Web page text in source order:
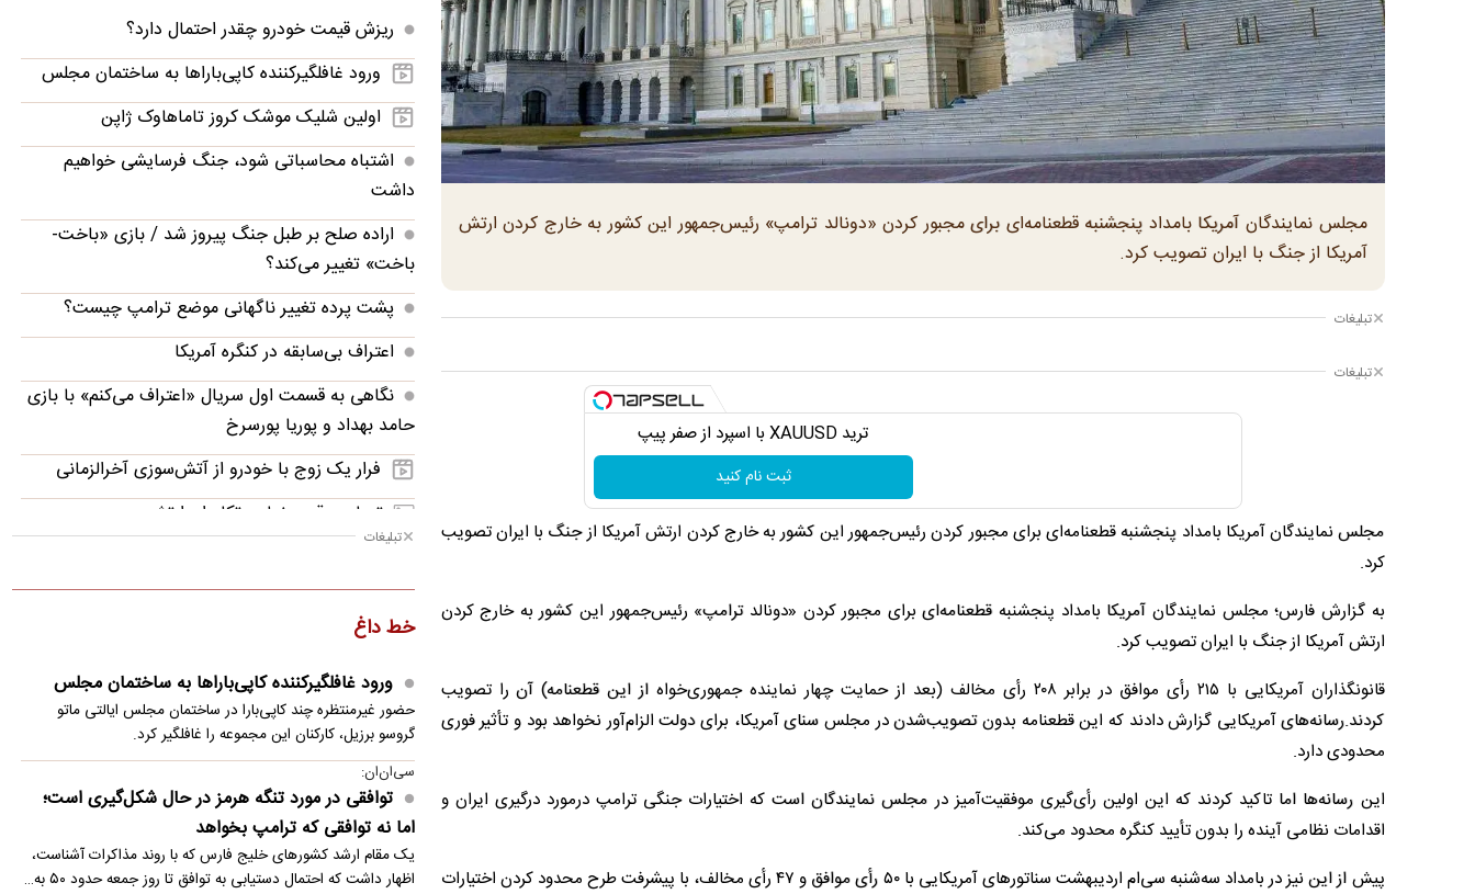
مجلس نمایندگان آمریکا بامداد پنجشنبه قطعنامه‌ای برای مجبور کردن «دونالد ترامپ» رئیس‌جمهور این کشور به خارج کردن ارتش
آمریکا از جنگ با ایران تصویب کرد.
تبلیغات
تبلیغات
ترید XAUUSD با اسپرد از صفر پیپ
ثبت نام کنید
مجلس نمایندگان آمریکا بامداد پنجشنبه قطعنامه‌ای برای مجبور کردن رئیس‌جمهور این کشور به خارج کردن ارتش آمریکا از جنگ با ایران تصویب
کرد.
به گزارش فارس؛ مجلس نمایندگان آمریکا بامداد پنجشنبه قطعنامه‌ای برای مجبور کردن «دونالد ترامپ» رئیس‌جمهور این کشور به خارج کردن
ارتش آمریکا از جنگ با ایران تصویب کرد.
قانونگذاران آمریکایی با ۲۱۵ رأی موافق در برابر ۲۰۸ رأی مخالف (بعد از حمایت چهار نماینده جمهوری‌خواه از این قطعنامه) آن را تصویب
کردند.رسانه‌های آمریکایی گزارش دادند که این قطعنامه بدون تصویب‌شدن در مجلس سنای آمریکا، برای دولت الزام‌آور نخواهد بود و تأثیر فوری
محدودی دارد.
این رسانه‌ها اما تاکید کردند که این اولین رأی‌گیری موفقیت‌آمیز در مجلس نمایندگان است که اختیارات جنگی ترامپ درمورد درگیری ایران و
اقدامات نظامی آینده را بدون تأیید کنگره محدود می‌کند.
پیش از این نیز در بامداد سه‌شنبه سی‌ام اردیبهشت سناتورهای آمریکایی با ۵۰ رأی موافق و ۴۷ رأی مخالف، با پیشرفت طرح محدود کردن اختیارات
ریزش قیمت خودرو چقدر احتمال دارد؟
ورود غافلگیرکننده کاپی‌باراها به ساختمان مجلس
اولین شلیک موشک کروز تاماهاوک ژاپن
اشتباه محاسباتی شود، جنگ فرسایشی خواهیم
داشت
اراده صلح بر طبل جنگ پیروز شد / بازی «باخت-
باخت» تغییر می‌کند؟
پشت پرده تغییر ناگهانی موضع ترامپ چیست؟
اعتراف بی‌سابقه در کنگره آمریکا
نگاهی به قسمت اول سریال «اعتراف می‌کنم» با بازی
حامد بهداد و پوریا پورسرخ
فرار یک زوج با خودرو از آتش‌سوزی آخرالزمانی
تصاویر؛ قدرت‌نمایی تکاوران ارتش
تمام شود!
توافق موقت ایران و آمریکا در یک‌قدمی امضا؟/
مرگ هولناک یک گربه پس از پرتاب از طبقه
دوازدهم
فحاشی و حمله فیگو به اینفانتینو
آدان با چمدان شکایت پشت پنجره استقلال
تبلیغات
خط داغ
ورود غافلگیرکننده کاپی‌باراها به ساختمان مجلس
حضور غیرمنتظره چند کاپی‌بارا در ساختمان مجلس ایالتی ماتو
گروسو برزیل، کارکنان این مجموعه را غافلگیر کرد.
سی‌ان‌ان:
توافقی در مورد تنگه هرمز در حال شکل‌گیری است؛
اما نه توافقی که ترامپ بخواهد
یک مقام ارشد کشورهای خلیج فارس که با روند مذاکرات آشناست،
اظهار داشت که احتمال دستیابی به توافق تا روز جمعه حدود ۵۰ به…